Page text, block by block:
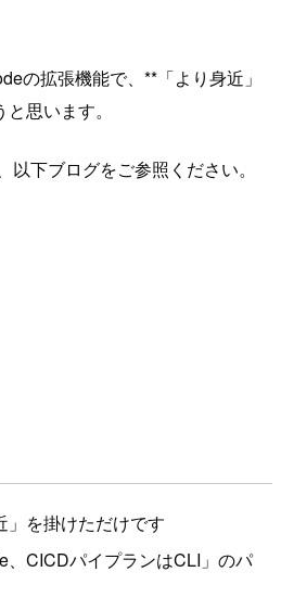
の拡張機能で、**「より身近」
思います。
下ブログをご参照ください。
」を掛けただけです
、CICDパイプランはCLI」のパ